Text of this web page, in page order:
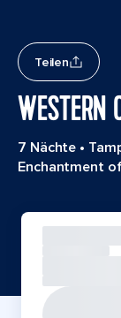
Teilen
WESTERN
7 Nächte •
Enchantment